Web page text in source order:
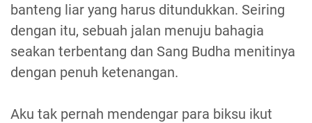
banteng liar yang harus ditundukkan. Seiring
dengan itu, sebuah jalan menuju bahagia
seakan terbentang dan Sang Budha menitinya
dengan penuh ketenangan.
Aku tak pernah mendengar para biksu ikut